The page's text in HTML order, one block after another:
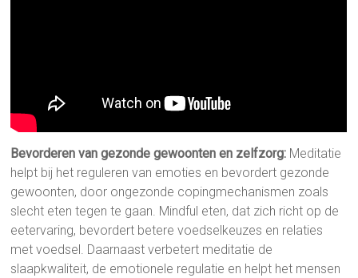
Bevorderen van gezonde gewoonten en zelfzorg: Meditatie
helpt bij het reguleren van emoties en bevordert gezonde
gewoonten, door ongezonde copingmechanismen zoals
slecht eten tegen te gaan. Mindful eten, dat zich richt op de
eetervaring, bevordert betere voedselkeuzes en relaties
met voedsel. Daarnaast verbetert meditatie de
slaapkwaliteit, de emotionele regulatie en helpt het mensen